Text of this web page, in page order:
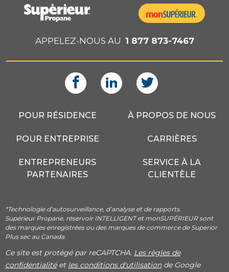
APPELEZ-NOUS AU 1 877 873-7467
POUR RÉSIDENCE
POUR ENTREPRISE
ENTREPRENEURS
PARTENAIRES
À PROPOS DE NOUS
CARRIÈRES
SERVICE À LA
CLIENTÈLE
*Technologie d’autosurveillance, d’analyse et de rapports.
Supérieur Propane, réservoir INTELLIGENT et monSUPÉRIEUR sont
des marques enregistrées ou des marques de commerce de Superior
Plus sec au Canada.
Ce site est protégé par reCAPTCHA. Les règles de
confidentialitéet les conditions d'utilisationde Google